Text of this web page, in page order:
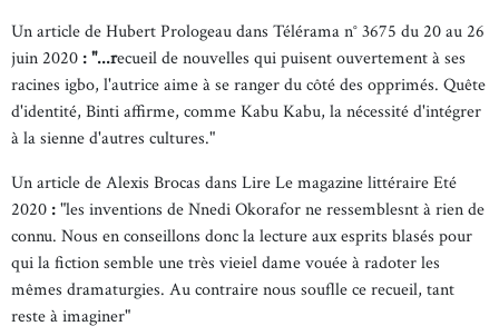
Un article de Hubert Prologeau dans Télérama n° 3675 du 20 au 26
juin 2020 : "...recueil de nouvelles qui puisent ouvertement à ses
racines igbo, l'autrice aime à se ranger du côté des opprimés. Quête
d'identité, Binti affirme, comme Kabu Kabu, la nécessité d'intégrer
à la sienne d'autres cultures."
Un article de Alexis Brocas dans Lire Le magazine littéraire Eté
2020 :"les inventions de Nnedi Okorafor ne ressemblesnt à rien de
connu. Nous en conseillons donc la lecture aux esprits blasés pour
qui la fiction semble une très vieiel dame vouée à radoter les
mêmes dramaturgies. Au contraire nous souflle ce recueil, tant
reste à imaginer"